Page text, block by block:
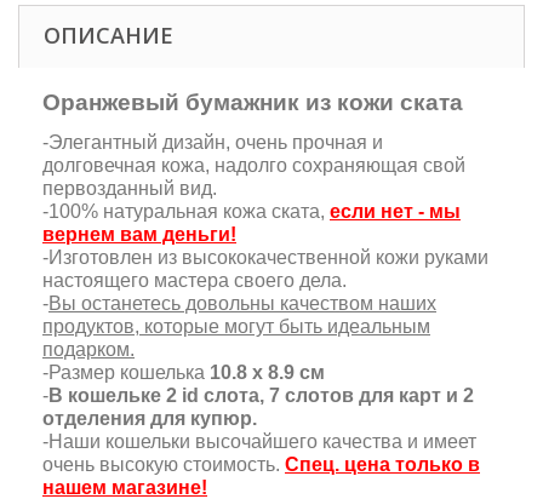
ОПИСАНИЕ
Оранжевый бумажник из кожи ската
-Элегантный дизайн, очень прочная и
долговечная кожа, надолго сохраняющая свой
первозданный вид.
-100% натуральная кожа ската, если нет - мы
вернем вам деньги!
-Изготовлен из высококачественной кожи руками
настоящего мастера своего дела.
-Вы останетесь довольны качеством наших
продуктов, которые могут быть идеальным
подарком.
-Размер кошелька 10.8 х 8.9 см
-В кошельке 2 id слота, 7 слотов для карт и 2
отделения для купюр.
-Наши кошельки высочайшего качества и имеет
очень высокую стоимость. Спец. цена только в
нашем магазине!